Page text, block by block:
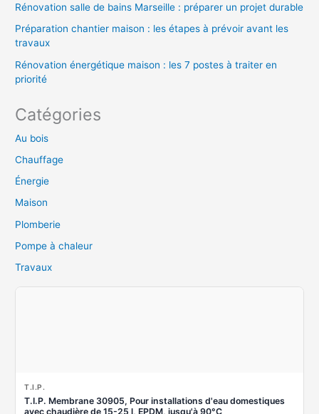
Rénovation salle de bains Marseille : préparer un projet durable
Préparation chantier maison : les étapes à prévoir avant les
travaux
Rénovation énergétique maison : les 7 postes à traiter en
priorité
Catégories
Au bois
Chauffage
Énergie
Maison
Plomberie
Pompe à chaleur
Travaux
T.I.P.
T.I.P. Membrane 30905, Pour installations d'eau domestiques
avec chaudière de 15-25 l, EPDM, jusqu'à 90°C